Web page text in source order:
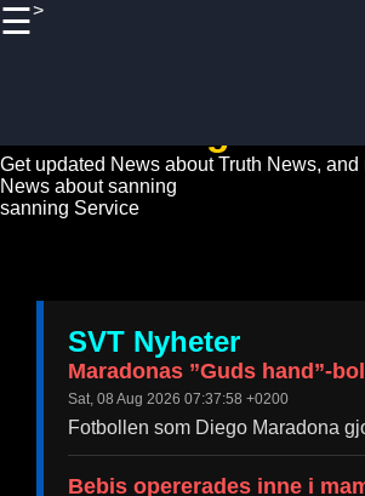
Get updated News about Truth News, and
News about sanning
sanning Service
>
☰
SVT Nyheter
Maradonas ”Guds hand”-
Sat, 08 Aug 2026 07:37:58 +0200
Fotbollen som Diego Maradona
Bebis opererades inne i
Sanning
Facebook
Instagram
Twitter